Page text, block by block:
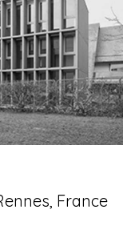
France